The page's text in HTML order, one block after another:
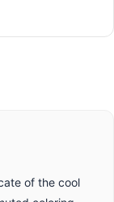
of the cool